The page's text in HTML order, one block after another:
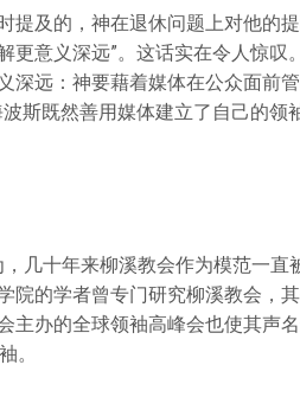
及的，神在退休问题上对他的
更意义深远”。这话实在令人惊叹
远：神要藉着媒体在公众面前
斯既然善用媒体建立了自己的领
几十年来柳溪教会作为模范一直
院的学者曾专门研究柳溪教会，
主办的全球领袖高峰会也使其声
。